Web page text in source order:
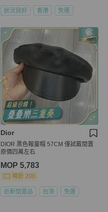
狀況良好 香港 免運
Dior
DIOR 黑色報童帽 57CM 僅試戴閒置
原價四萬左右
MOP 5,783
現折 200
近新閒置品 台灣 免運